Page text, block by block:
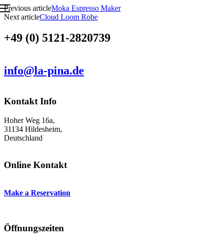
Skip
to
Menu
Post
navigation
Previous articleMoka Espresso Maker
Next articleCloud Loom Robe
+49 (0) 5121-2820739
info@la-pina.de
Kontakt Info
Hoher Weg 16a,
31134 Hildesheim,
Deutschland
Online Kontakt
Make a Reservation
Öffnungszeiten